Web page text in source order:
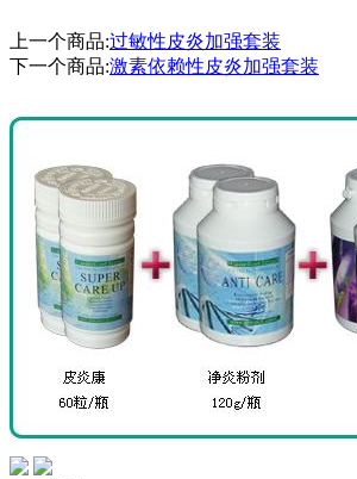
上一个商品:过敏性皮炎加强套装
下一个商品:激素依赖性皮炎加强套装